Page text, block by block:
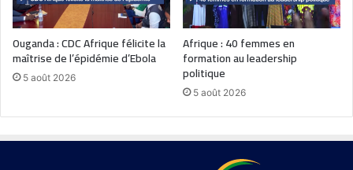
Ouganda : CDC Afrique félicite la
maîtrise de l’épidémie d’Ebola
5 août 2026
Afrique : 40 femmes en
formation au leadership
politique
5 août 2026